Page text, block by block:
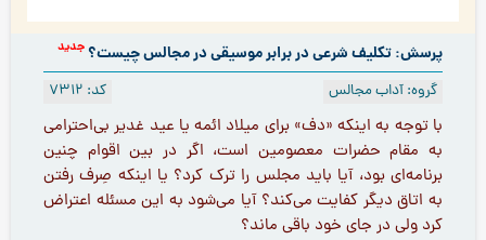
پرسش: تکلیف شرعی در برابر موسیقی در مجالس چیست؟جدید
کد: 7312 گروه: آداب مجالس
با توجه به اینکه «دف» برای میلاد ائمه يا عيد غدير بی‌احترامى
به مقام حضرات معصومین است، اگر در بين اقوام چنين
برنامه‌ای بود، آیا باید مجلس را ترک کرد؟ یا اینکه صِرف رفتن
به اتاق دیگر کفایت می‌کند؟ آیا می‌شود به این مسئله اعتراض
کرد ولی در جای خود باقی‌ ماند؟